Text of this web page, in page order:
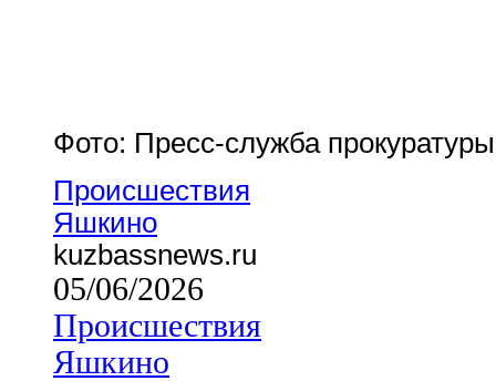
Фото: Пресс-служба
Происшествия
Яшкино
kuzbassnews.ru
05/06/2026
Происшествия
Яшкино